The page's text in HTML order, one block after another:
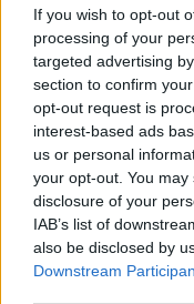
If you wish to opt-out
processing of your
targeted advertising
section to confirm
opt-out request is
interest-based ads
us or personal
your opt-out. You
disclosure of your
IAB’s list of
also be disclosed by
Downstream
avanti
distribuzione in
affrontare,
pagamento
era nella spesa al
maggiore
AUTORE